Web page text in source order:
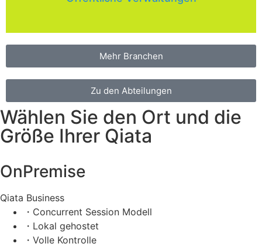
Mehr Branchen
Zu den Abteilungen
Wählen Sie den Ort und die
Größe Ihrer Qiata
OnPremise
Qiata Business
・Concurrent Session Modell
・Lokal gehostet
・Volle Kontrolle